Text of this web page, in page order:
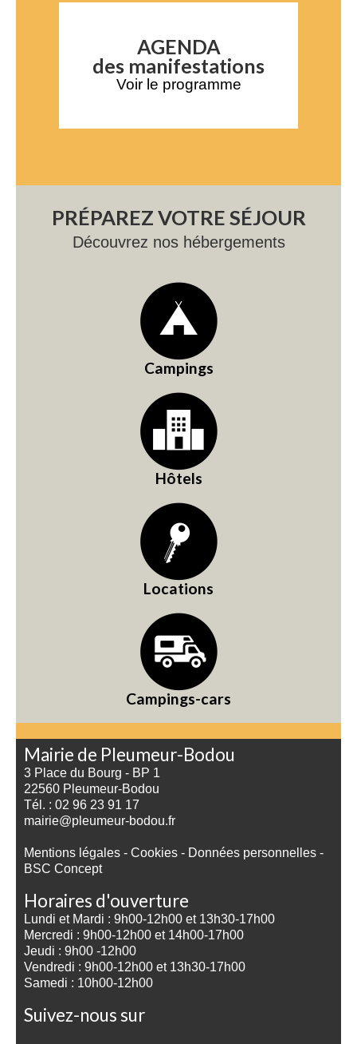
AGENDA
des manifestations
Voir le programme
PRÉPAREZ VOTRE SÉJOUR
Découvrez nos hébergements
Campings
Hôtels
Locations
Campings-cars
Mairie de Pleumeur-Bodou
3 Place du Bourg - BP 1
22560 Pleumeur-Bodou
Tél. : 02 96 23 91 17
mairie@pleumeur-bodou.fr
Mentions légales - Cookies - Données personnelles -
BSC Concept
Horaires d'ouverture
Lundi et Mardi : 9h00-12h00 et 13h30-17h00
Mercredi : 9h00-12h00 et 14h00-17h00
Jeudi : 9h00 -12h00
Vendredi : 9h00-12h00 et 13h30-17h00
Samedi : 10h00-12h00
Suivez-nous sur